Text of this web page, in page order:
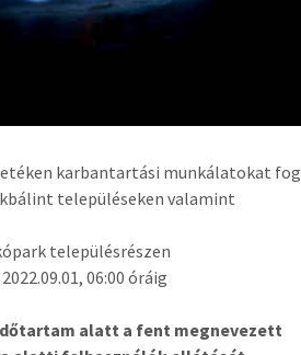
karbantartási munkálatokat fog
településeken valamint
településrészen
06:00 óráig
alatt a fent megnevezett